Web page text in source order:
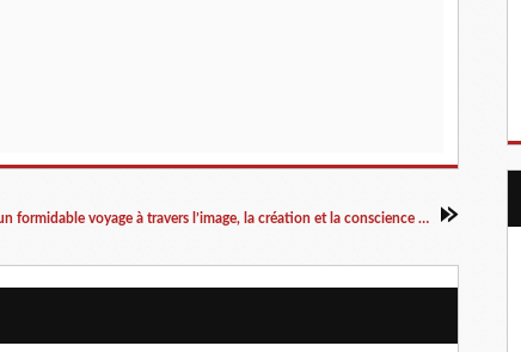
Josep, le film d'Aurel : un formidable voyage à travers l’image, la création et la conscience humaine